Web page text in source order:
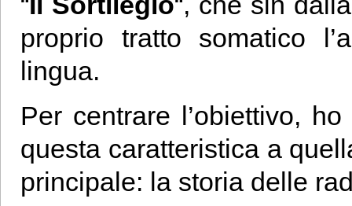
proprio tratto somatico
lingua.
Per centrare l’obiettivo,
questa caratteristica a
principale: la storia delle